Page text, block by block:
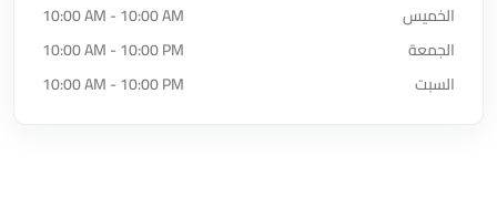
الخميس
10:00 AM - 10:00 AM
الجمعة
10:00 AM - 10:00 PM
السبت
10:00 AM - 10:00 PM